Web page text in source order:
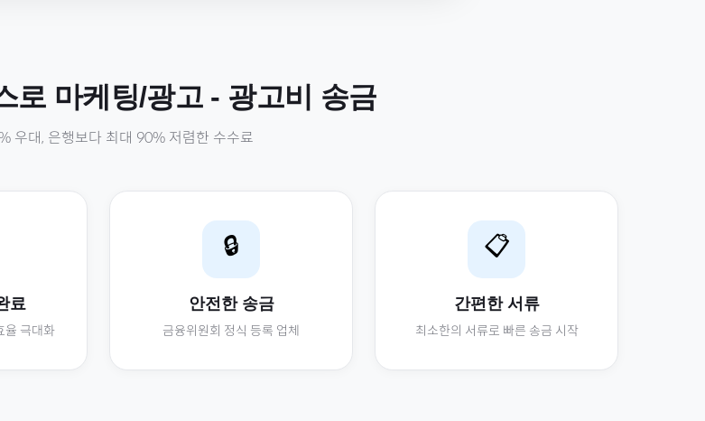
로 마케팅/광고 - 광고비 송금
우대, 은행보다 최대 90% 저렴한 수수료
료
율 극대화
🔒
안전한 송금
금융위원회 정식 등록 업체
📋
간편한 서류
최소한의 서류로 빠른 송금 시작